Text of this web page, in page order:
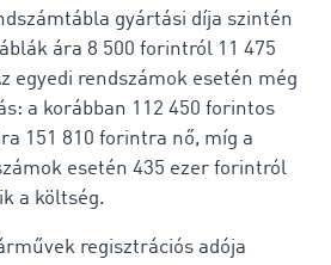
gyártási díja szintén
ára 8 500 forintról 11 475
egyedi rendszámok esetén még
a korábban 112 450 forintos
151 810 forintra nő, míg a
esetén 435 ezer forintról
a költség.
regisztrációs adója